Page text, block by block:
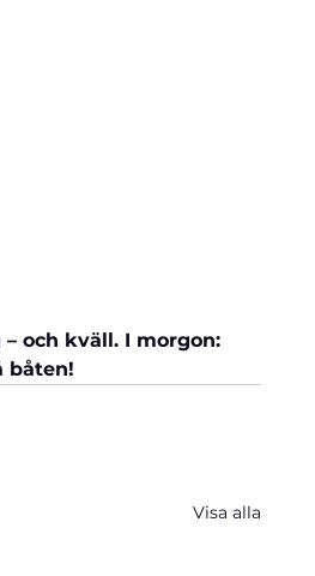
och kväll. I morgon:
båten!
Visa alla